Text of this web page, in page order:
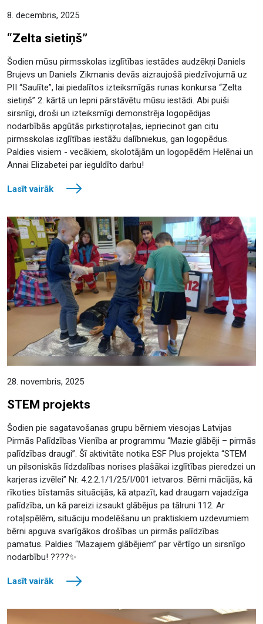
8. decembris, 2025
“Zelta sietiņš”
Šodien mūsu pirmsskolas izglītības iestādes audzēkņi Daniels
Brujevs un Daniels Zikmanis devās aizraujošā piedzīvojumā uz
PII “Saulīte”, lai piedalītos izteiksmīgās runas konkursa “Zelta
sietiņš” 2. kārtā un lepni pārstāvētu mūsu iestādi. Abi puiši
sirsnīgi, droši un izteiksmīgi demonstrēja logopēdijas
nodarbībās apgūtās pirkstiņrotaļas, iepriecinot gan citu
pirmsskolas izglītības iestāžu dalībniekus, gan logopēdus.
Paldies visiem - vecākiem, skolotājām un logopēdēm Helēnai un
Annai Elizabetei par ieguldīto darbu!
Lasīt vairāk
28. novembris, 2025
STEM projekts
Šodien pie sagatavošanas grupu bērniem viesojas Latvijas
Pirmās Palīdzības Vienība ar programmu “Mazie glābēji – pirmās
palīdzības draugi”. Šī aktivitāte notika ESF Plus projekta “STEM
un pilsoniskās līdzdalības norises plašākai izglītības pieredzei un
karjeras izvēlei” Nr. 4.2.2.1/1/25/I/001 ietvaros. Bērni mācījās, kā
rīkoties bīstamās situācijās, kā atpazīt, kad draugam vajadzīga
palīdzība, un kā pareizi izsaukt glābējus pa tālruni 112. Ar
rotaļspēlēm, situāciju modelēšanu un praktiskiem uzdevumiem
bērni apguva svarīgākos drošības un pirmās palīdzības
pamatus. Paldies “Mazajiem glābējiem” par vērtīgo un sirsnīgo
nodarbību! ????✨
Lasīt vairāk